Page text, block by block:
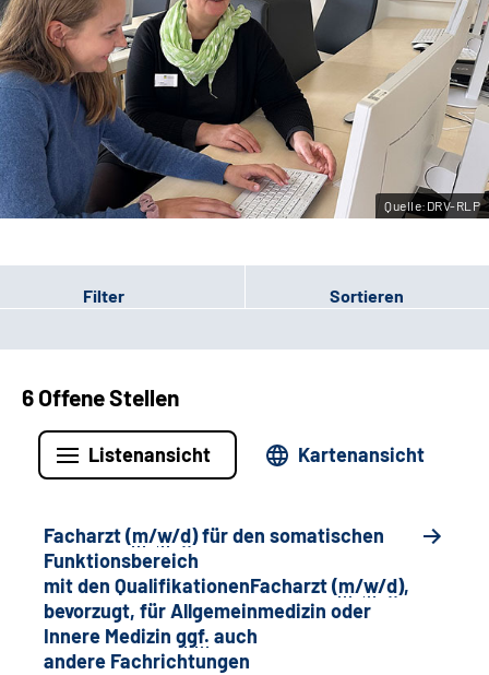
Beratungsstellen &
Zuweisende
Suche
Leichte Sprache
Gebärdensprache
Quelle:DRV-RLP
Filter Sortieren
6 Offene Stellen
Listenansicht Kartenansicht
Facharzt (m/w/d) für den somatischen
Funktionsbereich
mit den QualifikationenFacharzt (m/w/d),
bevorzugt, für Allgemeinmedizin oder
Innere Medizin ggf. auch
andere Fachrichtungen